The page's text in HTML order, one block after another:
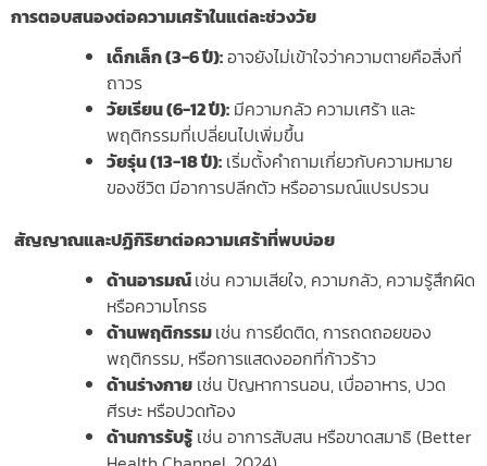
การตอบสนองต่อความเศร้าในแต่ละช่วงวัย
เด็กเล็ก (3-6 ปี):อาจยังไม่เข้าใจว่าความตายคือสิ่งที่
ถาวร
วัยเรียน (6-12 ปี): มีความกลัว ความเศร้า และ
พฤติกรรมที่เปลี่ยนไปเพิ่มขึ้น
วัยรุ่น (13-18 ปี): เริ่มตั้งคำถามเกี่ยวกับความหมาย
ของชีวิต มีอาการปลีกตัว หรืออารมณ์แปรปรวน
สัญญาณและปฏิกิริยาต่อความเศร้าที่พบบ่อย
ด้านอารมณ์เช่น ความเสียใจ, ความกลัว, ความรู้สึกผิด
หรือความโกรธ
ด้านพฤติกรรมเช่น การยึดติด, การถดถอยของ
พฤติกรรม, หรือการแสดงออกที่ก้าวร้าว
ด้านร่างกาย เช่น ปัญหาการนอน, เบื่ออาหาร, ปวด
ศีรษะ หรือปวดท้อง
ด้านการรับรู้เช่น อาการสับสน หรือขาดสมาธิ (Better